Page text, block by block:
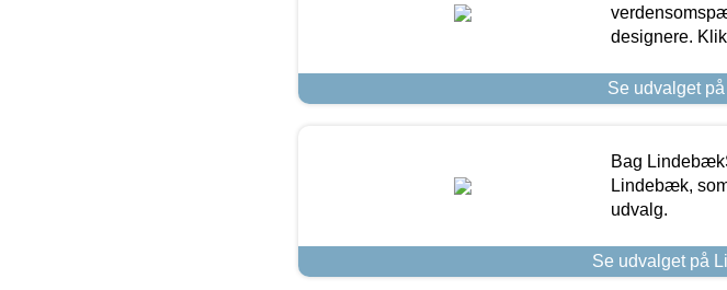
designere.
Se udvalget
Bag
Lindebæk,
udvalg.
Se udvalget på